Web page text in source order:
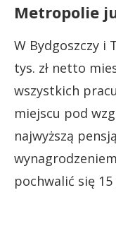
Metropolie
W Bydgoszczy i
tys. zł netto
wszystkich
miejscu pod
najwyższą
pochwalić się